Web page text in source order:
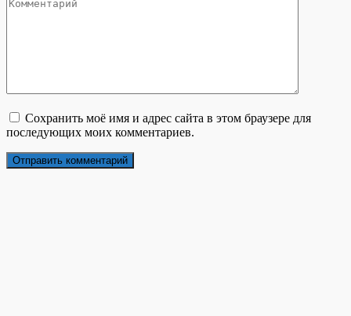
Сохранить моё имя и адрес сайта в этом браузере для
последующих моих комментариев.